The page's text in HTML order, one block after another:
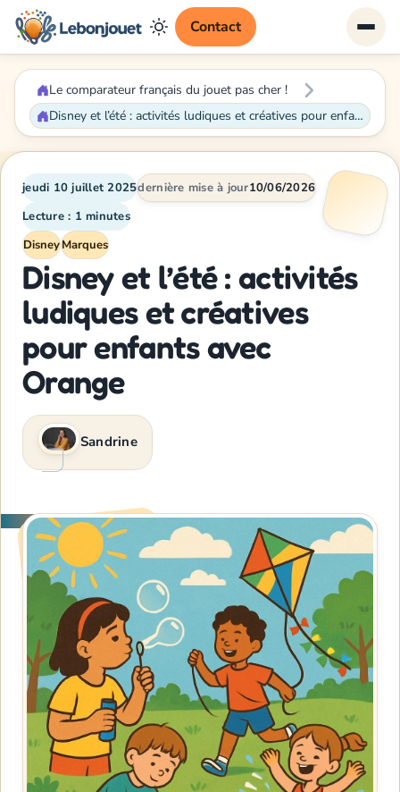
Contact
Le comparateur français du jouet pas cher !
Disney et l’été : activités ludiques et créatives pour enfants avec Orange
jeudi 10 juillet 2025dernière mise à jour10/06/2026
Lecture : 1 minutes
DisneyMarques
Disney et l’été : activités
ludiques et créatives
pour enfants avec
Orange
Sandrine